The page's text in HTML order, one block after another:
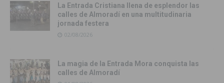
La Entrada Cristiana llena de esplendor las
calles de Almoradí en una multitudinaria
jornada festera
02/08/2026
La magia de la Entrada Mora conquista las
calles de Almoradí